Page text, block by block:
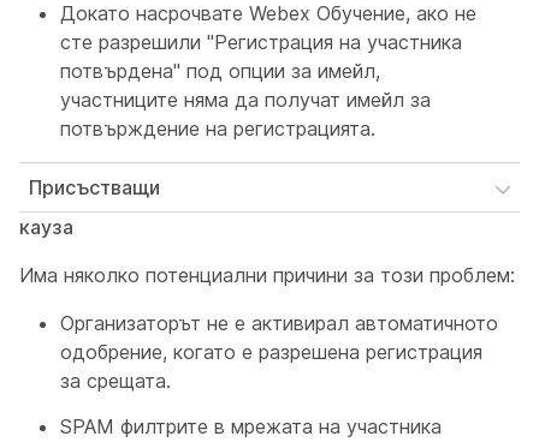
Докато насрочвате Webex Обучение, ако не
сте разрешили "Регистрация на участника
потвърдена" под опции за имейл,
участниците няма да получат имейл за
потвърждение на регистрацията.
Присъстващи
кауза
Има няколко потенциални причини за този проблем:
Организаторът не е активирал автоматичното
одобрение, когато е разрешена регистрация
за срещата.
SPAM филтрите в мрежата на участника